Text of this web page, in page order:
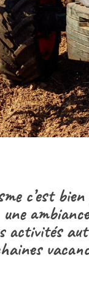
c’est
activités